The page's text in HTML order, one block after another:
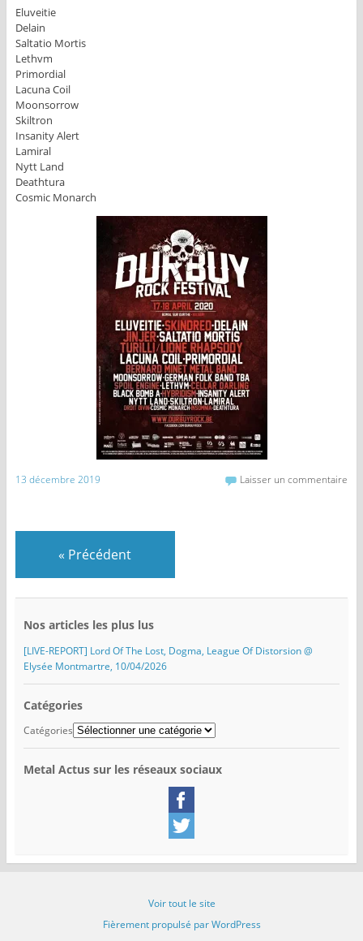
Eluveitie
Delain
Saltatio Mortis
Lethvm
Primordial
Lacuna Coil
Moonsorrow
Skiltron
Insanity Alert
Lamiral
Nytt Land
Deathtura
Cosmic Monarch
13 décembre 2019 Laisser un commentaire
« Précédent
Nos articles les plus lus
[LIVE-REPORT] Lord Of The Lost, Dogma, League Of Distorsion @
Elysée Montmartre, 10/04/2026
Catégories
Catégories
Metal Actus sur les réseaux sociaux
Voir tout le site
Fièrement propulsé par WordPress